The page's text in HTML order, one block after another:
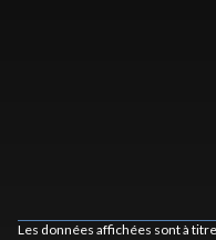
Les données affichées sont à